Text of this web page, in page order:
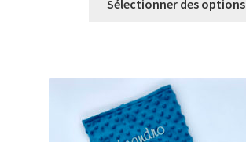
Sélectionner des options